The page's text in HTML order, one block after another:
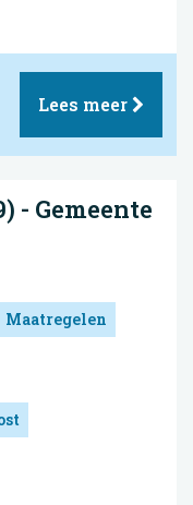
Lees meer
- Gemeente
Maatregelen